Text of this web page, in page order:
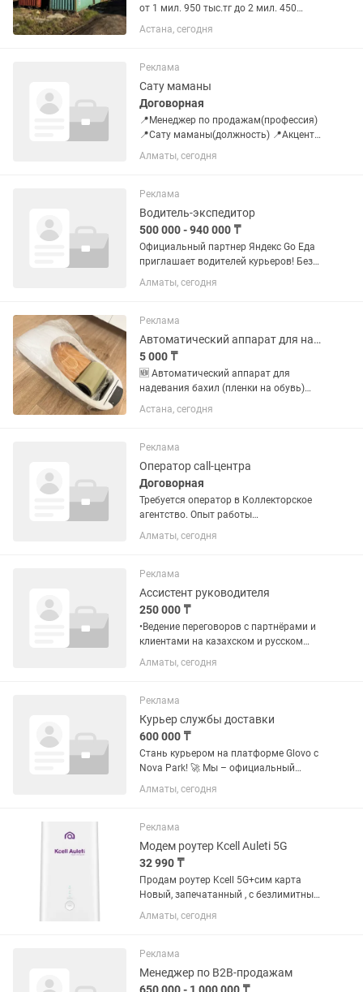
от 1 мил. 950 тыс.тг до 2 мил. 450
тыс.тг.
Астана, сегодня
Реклама
Сату маманы
Договорная
📍Менеджер по продажам(профессия)
📍Сату маманы(должность) 📍Акцент
Академия компаниясына сату
мамандары қажет Талаптар: - Қазақ
аралығындағы - Алматы қаласы
бойынша -...
Алматы, сегодня
Реклама
Водитель-экспедитор
500 000 - 940 000 ₸
Официальный партнер Яндекс Go Еда
приглашает водителей курьеров! Без
комиссий за заказы! Бонусы! Сезонные
бонусы! Условия уточняйте в чате Что
зарабатывайте...
Алматы, сегодня
Реклама
Автоматический аппарат для надевания бахил
5 000 ₸
🆕 Автоматический аппарат для
надевания бахил (пленки на обувь)
Продается новый автоматический
аппарат для надевания защитной
подключения к электричеству. ✔ Прост
в...
Астана, сегодня
Реклама
Оператор call-центра
Договорная
Требуется оператор в Коллекторское
агентство. Опыт работы
приветствуется, но можно и без опыта.
ЗП устанавливается индивидуально в
бонусы от выполнения планов....
Алматы, сегодня
Реклама
Ассистент руководителя
250 000 ₸
•Ведение переговоров с партнёрами и
клиентами на казахском и русском
языках •Подготовка отчётов и
аналитических справок для
CRM-системы, актуализация...
Алматы, сегодня
Реклама
Курьер службы доставки
600 000 ₸
Стань курьером на платформе Glovo с
Nova Park! 🚀 Мы – официальный
партнер Glovo и предлагаем тебе
работу, которая сочетает свободу,
Поченьу работать с нами – это...
Алматы, сегодня
Реклама
Модем роутер Kcell Auleti 5G
32 990 ₸
Продам роутер Kcell 5G+сим карта
Новый, запечатанный , с безлимитным
интернетом без ограничения скорости,
тариф полностью безлимитный на
Huawei H155 WiFi Kcell...
Алматы, сегодня
Реклама
Менеджер по B2B-продажам